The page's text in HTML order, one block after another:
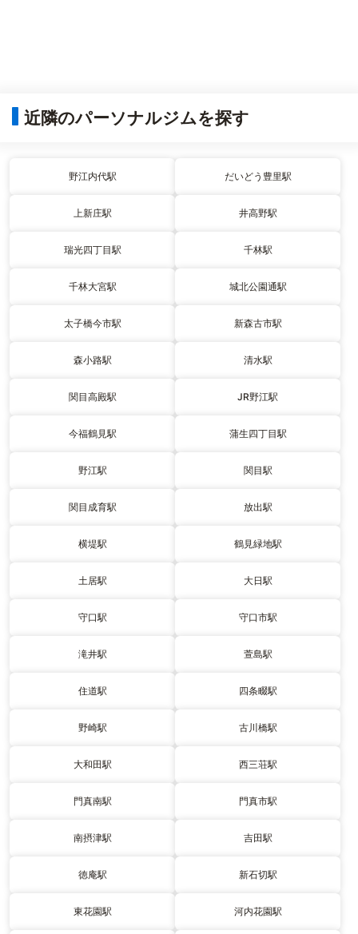
近隣のパーソナルジムを探す
野江内代駅 だいどう豊里駅
上新庄駅 井高野駅
瑞光四丁目駅 千林駅
千林大宮駅 城北公園通駅
太子橋今市駅 新森古市駅
森小路駅 清水駅
関目高殿駅 JR野江駅
今福鶴見駅 蒲生四丁目駅
野江駅 関目駅
関目成育駅 放出駅
横堤駅 鶴見緑地駅
土居駅 大日駅
守口駅 守口市駅
滝井駅 萱島駅
住道駅 四条畷駅
野崎駅 古川橋駅
大和田駅 西三荘駅
門真南駅 門真市駅
南摂津駅 吉田駅
徳庵駅 新石切駅
東花園駅 河内花園駅